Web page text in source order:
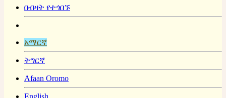
በብዛት የተጎበኙ
አማርኛ
ትግርኛ
Afaan Oromo
English